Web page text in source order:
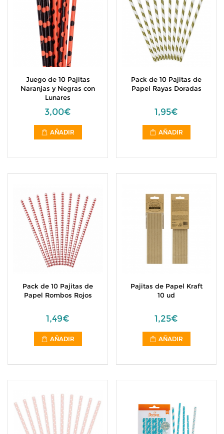
Juego de 10 Pajitas
Naranjas y Negras con
Lunares
3,00€
AÑADIR
Pack de 10 Pajitas de
Papel Rayas Doradas
1,95€
AÑADIR
Pack de 10 Pajitas de
Papel Rombos Rojos
1,49€
AÑADIR
Pajitas de Papel Kraft
10 ud
1,25€
AÑADIR